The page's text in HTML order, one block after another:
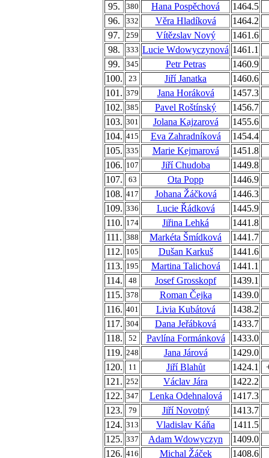
95.
380 Hana Pospěchová
1464.5
96.
332 Věra Hladíková
1464.2
97.
259 Vítězslav Nový
1461.6
98.
333 Lucie Wdowyczynová 1461.1
99.
345 Petr Petras
1460.9
100.
23 Jiří Janatka
1460.6
101. 379 Jana Horáková
1457.3
102. 385 Pavel Roštínský
1456.7
103. 301 Jolana Kajzarová
1455.6
104. 415 Eva Zahradníková
1454.4
105. 335 Marie Kejmarová
1451.8
106. 107 Jiří Chudoba
1449.8
107.
63 Ota Popp
1446.9
108. 417 Johana Žáčková
1446.3
109. 336 Lucie Řádková
1445.9
110. 174 Jiřina Lehká
1441.8
111. 388 Markéta Šmídková
1441.7
112. 105 Dušan Karkuš
1441.6
113. 195 Martina Talichová
1441.1
114.
48 Josef Grosskopf
1439.1
115. 378 Roman Čejka
1439.0
116. 401 Livia Kubátová
1438.2
117. 304 Dana Jeřábková
1433.7
118.
52 Pavlína Formánková
1433.0
119. 248 Jana Járová
1429.0
120.
11 Jiří Blahůt 1424.1
121. 252 Václav Jára
1422.2
122. 347 Lenka Odehnalová
1417.3
123.
79 Jiří Novotný
1413.7
124. 313 Vladislav Káňa
1411.5
125. 337 Adam Wdowyczyn
1409.0
126. 416 Michal Žáček 1408.6